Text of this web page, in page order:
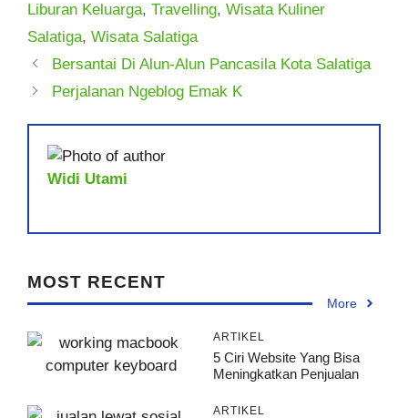
Liburan Keluarga, Travelling, Wisata Kuliner
Salatiga, Wisata Salatiga
Bersantai Di Alun-Alun Pancasila Kota Salatiga
Perjalanan Ngeblog Emak K
Widi Utami
MOST RECENT
More
ARTIKEL
5 Ciri Website Yang Bisa
Meningkatkan Penjualan
ARTIKEL